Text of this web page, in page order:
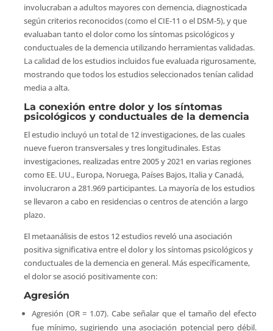
involucraban a adultos mayores con demencia, diagnosticada
según criterios reconocidos (como el CIE-11 o el DSM-5), y que
evaluaban tanto el dolor como los síntomas psicológicos y
conductuales de la demencia utilizando herramientas validadas.
La calidad de los estudios incluidos fue evaluada rigurosamente,
mostrando que todos los estudios seleccionados tenían calidad
media a alta.
La conexión entre dolor y los síntomas
psicológicos y conductuales de la demencia
El estudio incluyó un total de 12 investigaciones, de las cuales
nueve fueron transversales y tres longitudinales. Estas
investigaciones, realizadas entre 2005 y 2021 en varias regiones
como EE. UU., Europa, Noruega, Países Bajos, Italia y Canadá,
involucraron a 281.969 participantes. La mayoría de los estudios
se llevaron a cabo en residencias o centros de atención a largo
plazo.
El metaanálisis de estos 12 estudios reveló una asociación
positiva significativa entre el dolor y los síntomas psicológicos y
conductuales de la demencia en general. Más específicamente,
el dolor se asoció positivamente con:
Agresión
Agresión (OR = 1.07). Cabe señalar que el tamaño del efecto
fue mínimo, sugiriendo una asociación potencial pero débil.